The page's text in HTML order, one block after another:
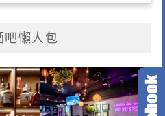
吧懶人包